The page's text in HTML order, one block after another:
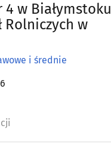
maturalne(17)
w Białymstoku
Rolniczych w
i średnie